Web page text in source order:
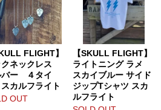
FLIGHT】
クネックレス
バー ４タイ
カルフライト
OUT
【SKULL FLIGHT】
ライトニング ラメ
スカイブルー サイド
ジップTシャツ スカ
ルフライト